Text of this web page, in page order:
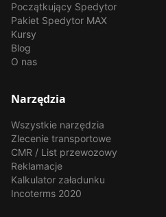
Początkujący Spedytor
Pakiet Spedytor MAX
Kursy
Blog
O nas
Narzędzia
Wszystkie narzędzia
Zlecenie transportowe
CMR / List przewozowy
Reklamacje
Kalkulator załadunku
Incoterms 2020